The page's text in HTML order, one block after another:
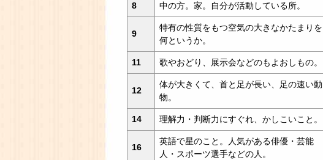
8 中の方。家。自分が活動している所。
9
特有の性質をもつ空気の大きなかたまりを
何というか。
11 歌やおどり、展示会などのもよおしもの。
12
体が大きくて、首と足が長い、足の速い動
物。
14 理解力・判断力にすぐれ、かしこいこと。
16
英語で星のこと。人気がある俳優・芸能
人・スポーツ選手などの人。